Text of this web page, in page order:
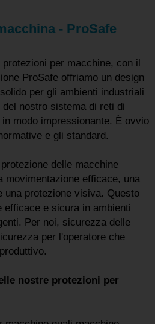
- ProSafe
per macchine, con il
ProSafe offriamo un design
per gli ambienti industriali
nostro sistema di reti di
modo impressionante. È ovvio
e gli standard.
delle macchine
movimentazione efficace, una
una protezione visiva. Questo
efficace e sicura in ambienti
Per noi, sicurezza delle
per l'operatore che
nostre protezioni per